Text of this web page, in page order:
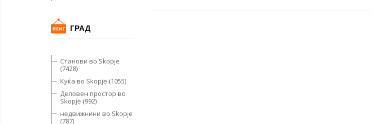
ГРАД
Станови во Skopje
(7428)
Куќа во Skopje (1055)
Деловен простор во
Skopje (992)
недвижнини во Skopje
(787)